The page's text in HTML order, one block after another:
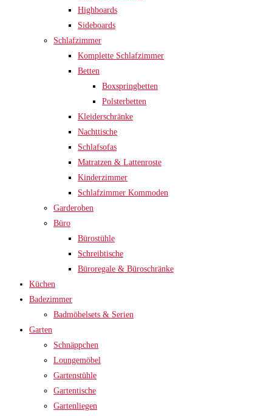
Highboards
Sideboards
Schlafzimmer
Komplette Schlafzimmer
Betten
Boxspringbetten
Polsterbetten
Kleiderschränke
Nachttische
Schlafsofas
Matratzen & Lattenroste
Kinderzimmer
Schlafzimmer Kommoden
Garderoben
Büro
Bürostühle
Schreibtische
Büroregale & Büroschränke
Küchen
Badezimmer
Badmöbelsets & Serien
Garten
Schnäppchen
Loungemöbel
Gartenstühle
Gartentische
Gartenliegen